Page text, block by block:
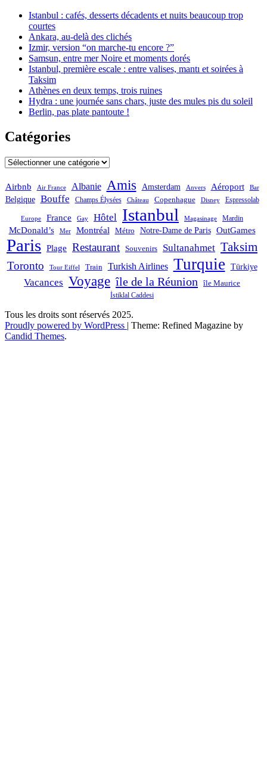
Istanbul : cafés, desserts décadents et nuits beaucoup trop
courtes
Ankara, au-delà des clichés
Izmir, version “on marche-tu encore ?”
Samsun, entre mer Noire et moments dorés
Istanbul, première escale : entre valises, mantı et soirées à
Taksim
Athènes en deux temps, trois ruines
Hydra : une journée sans chars, juste des mules pis du soleil
Berlin, pas plate pantoute !
Catégories
Catégories
Airbnb Air France Albanie Amis Amsterdam Anvers Aéroport Bar
Belgique Bouffe Champs Élysées Château Copenhague Disney Espressolab
Europe France Gay Hôtel Istanbul Magasinage Mardin
McDonald’s Mer Montréal Métro Notre-Dame de Paris OutGames
Paris Plage Restaurant Souvenirs Sultanahmet Taksim
Toronto Tour Eiffel Train Turkish Airlines Turquie Türkiye
Vacances Voyage île de la Réunion
île Maurice
İstiklal Caddesi
Tous les droits sont réservés 2025.
Proudly powered by WordPress | Theme: Refined Magazine by
Candid Themes.